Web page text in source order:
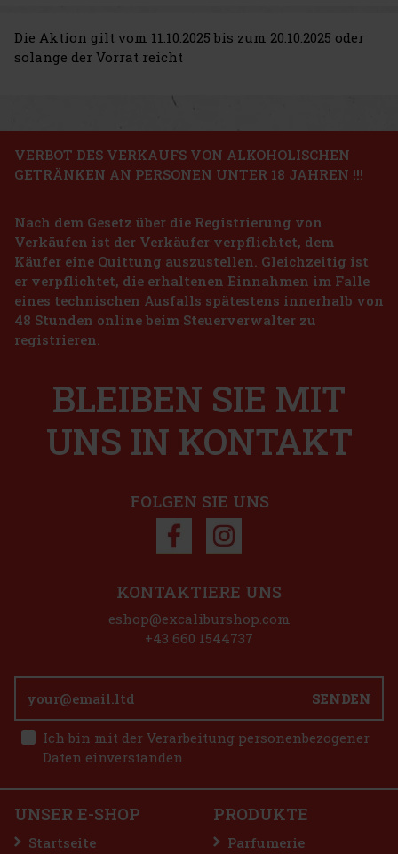
Die Aktion gilt vom 11.10.2025 bis zum 20.10.2025 oder
solange der Vorrat reicht
VERBOT DES VERKAUFS VON ALKOHOLISCHEN
GETRÄNKEN AN PERSONEN UNTER 18 JAHREN !!!
Nach dem Gesetz über die Registrierung von
Verkäufen ist der Verkäufer verpflichtet, dem
Käufer eine Quittung auszustellen. Gleichzeitig ist
er verpflichtet, die erhaltenen Einnahmen im Falle
eines technischen Ausfalls spätestens innerhalb von
48 Stunden online beim Steuerverwalter zu
registrieren.
BLEIBEN SIE MIT
UNS IN KONTAKT
FOLGEN SIE UNS
SENDEN
Ich bin mit der Verarbeitung personenbezogener
Daten einverstanden
KONTAKTIERE UNS
eshop@excaliburshop.com
+43 660 1544737
UNSER E-SHOP
Startseite
PRODUKTE
Parfumerie